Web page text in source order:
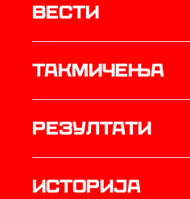
Вести
Такмичења
резултати
историја